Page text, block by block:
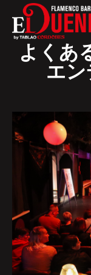
よくあ
エ